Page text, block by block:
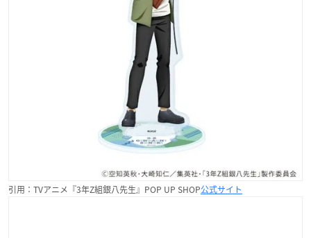
引用：TVアニメ『3年Z組銀八先生』POP UP SHOP公式サイト